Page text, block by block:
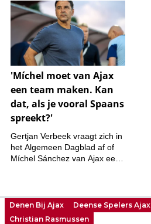
Denen Bij Ajax Deense Spelers Ajax
Christian Rasmussen